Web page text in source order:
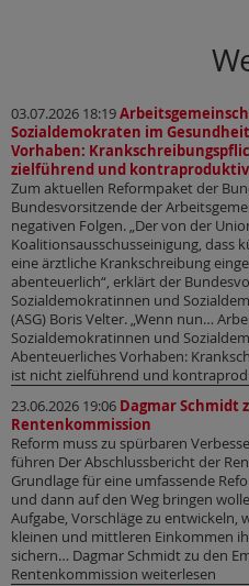
03.07.2026 18:19
Sozialdemokraten im
Vorhaben:
zielführend und kontraproduktiv
Zum aktuellen Reformpaket der
Bundesvorsitzende der
negativen Folgen. „Der von der
Koalitionsausschusseinigung, dass
eine ärztliche Krankschreibung
abenteuerlich“, erklärt der
Sozialdemokratinnen und
(ASG) Boris Velter. „Wenn nun…
Sozialdemokratinnen und
Abenteuerliches Vorhaben:
ist nicht zielführend und
23.06.2026 19:06 Dagmar Schmidt
Rentenkommission
Reform muss zu spürbaren
führen Der Abschlussbericht der
Grundlage für eine umfassende
und dann auf den Weg bringen
Aufgabe, Vorschläge zu entwickeln,
kleinen und mittleren Einkommen
sichern… Dagmar Schmidt zu den
Rentenkommission weiterlesen